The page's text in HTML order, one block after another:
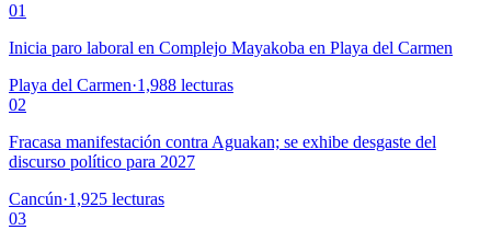
01
Inicia paro laboral en Complejo Mayakoba en Playa del Carmen
Playa del Carmen·1,988 lecturas
02
Fracasa manifestación contra Aguakan; se exhibe desgaste del
discurso político para 2027
Cancún·1,925 lecturas
03